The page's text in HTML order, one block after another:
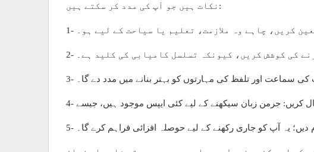
نکات ہیں جو آپ کی مدد کر سکتے ہیں:
کریں، چاہے وہ ملازمت، تعلیم یا سیاحت کے لیے ہو۔
کی کوشش کریں، کیونکہ تسلسل کامیابی کی کلید ہے۔
کی سماعت اور تلفظ کی مہارتوں کو بہتر بنانے میں مدد دے گا۔
یہ آپ کو جاری رکھنے کے لیے حوصلہ افزائی فراہم کرے گا۔